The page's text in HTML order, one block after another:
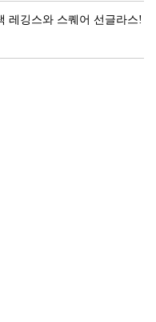
레깅스와 스퀘어 선글라스!